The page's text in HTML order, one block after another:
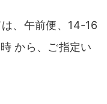
、午前便、14-16
から、ご指定い